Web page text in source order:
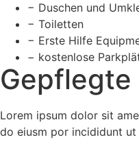
− Duschen und
− Toiletten
− Erste Hilfe
− kostenlose
Gepflegte
Lorem ipsum dolor sit
do eiusm por incididunt